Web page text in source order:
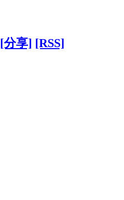
[分享] [RSS]